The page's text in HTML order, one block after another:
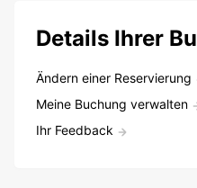
Details Ihrer
Ändern einer Reservierung
Meine Buchung verwalten
Ihr Feedback